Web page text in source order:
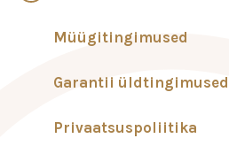
Müügitingimused
Garantii üldtingimused
Privaatsuspoliitika